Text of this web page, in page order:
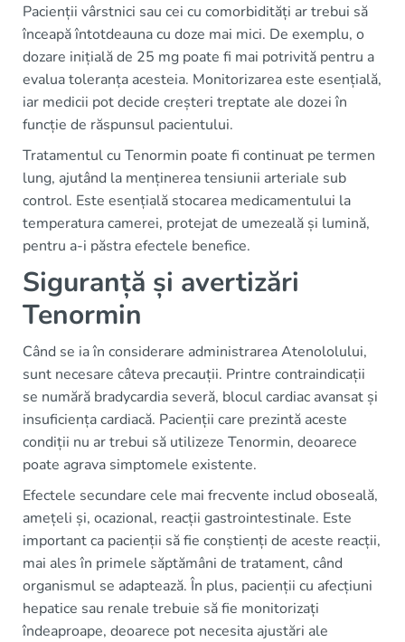
Pacienții vârstnici sau cei cu comorbidități ar trebui să
înceapă întotdeauna cu doze mai mici. De exemplu, o
dozare inițială de 25 mg poate fi mai potrivită pentru a
evalua toleranța acesteia. Monitorizarea este esențială,
iar medicii pot decide creșteri treptate ale dozei în
funcție de răspunsul pacientului.
Tratamentul cu Tenormin poate fi continuat pe termen
lung, ajutând la menținerea tensiunii arteriale sub
control. Este esențială stocarea medicamentului la
temperatura camerei, protejat de umezeală și lumină,
pentru a-i păstra efectele benefice.
Siguranță și avertizări
Tenormin
Când se ia în considerare administrarea Atenololului,
sunt necesare câteva precauții. Printre contraindicații
se numără bradycardia severă, blocul cardiac avansat și
insuficiența cardiacă. Pacienții care prezintă aceste
condiții nu ar trebui să utilizeze Tenormin, deoarece
poate agrava simptomele existente.
Efectele secundare cele mai frecvente includ oboseală,
amețeli și, ocazional, reacții gastrointestinale. Este
important ca pacienții să fie conștienți de aceste reacții,
mai ales în primele săptămâni de tratament, când
organismul se adaptează. În plus, pacienții cu afecțiuni
hepatice sau renale trebuie să fie monitorizați
îndeaproape, deoarece pot necesita ajustări ale